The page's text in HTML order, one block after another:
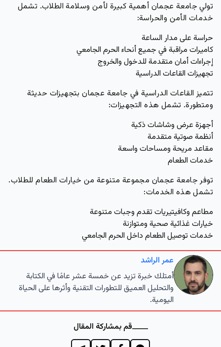
تولي جامعة عجمان أهمية كبيرة لأمن وسلامة الطلاب. تشمل
خدمات الأمن والحراسة:
حراسة على مدار الساعة
كاميرات مراقبة في جميع أنحاء الحرم الجامعي
إجراءات أمان متقدمة للدخول والخروج
تجهيزات القاعات الدراسية
تتميز القاعات الدراسية في جامعة عجمان بتجهيزات حديثة
ومتطورة. تشمل هذه التجهيزات:
أجهزة عرض وشاشات ذكية
أنظمة صوتية متقدمة
مقاعد مريحة ومساحات واسعة
خدمات الطعام
توفر جامعة عجمان مجموعة متنوعة من خيارات الطعام للطلاب.
تشمل هذه الخدمات:
مطاعم وكافيتيريات تقدم وجبات متنوعة
خيارات غذائية صحية ومتوازنة
خدمات توصيل الطعام داخل الحرم الجامعي
عمر الراشد
أمتلك خبرة تزيد عن خمسة عشر عامًا في الكتابة
والتحليل العميق للتطورات التقنية وأثرها على الحياة
اليومية.
قم بمشاركة المقال